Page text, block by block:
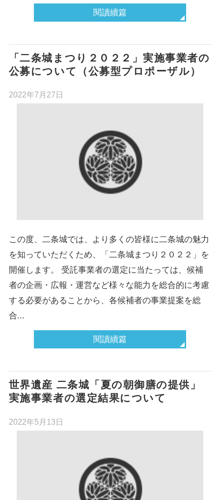
閱讀續篇
「二条城まつり２０２２」実施事業者の
公募について（公募型プロポーザル）
2022年7月27日
この度、二条城では、より多くの皆様に二条城の魅力
を知っていただくため、「二条城まつり２０２２」を
開催します。 受託事業者の選定に当たっては、候補
者の企画・広報・運営など様々な能力を総合的に考慮
する必要があることから、各候補者の事業提案を総
合...
閱讀續篇
世界遺産 二条城「夏の朝御膳の提供」
実施事業者の選定結果について
2022年5月13日